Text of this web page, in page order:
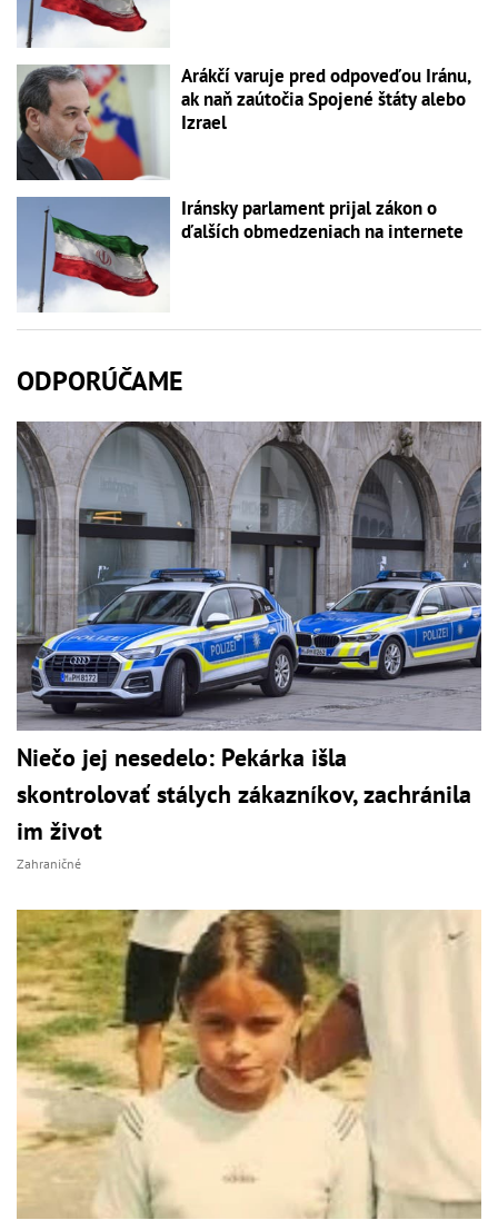
Arákčí varuje pred odpoveďou Iránu,
ak naň zaútočia Spojené štáty alebo
Izrael
Iránsky parlament prijal zákon o
ďalších obmedzeniach na internete
ODPORÚČAME
Niečo jej nesedelo: Pekárka išla
skontrolovať stálych zákazníkov, zachránila
im život
Zahraničné